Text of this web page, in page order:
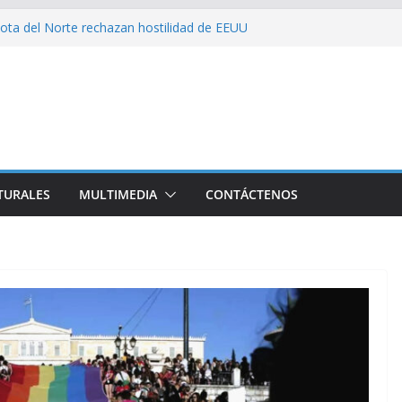
del Norte rechazan hostilidad de EEUU
y rebaja relación diplomática con
MULTIMEDIA CONTÁCTENOS